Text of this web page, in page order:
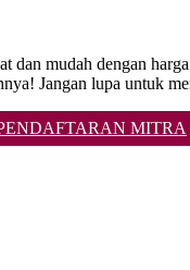
mudah dengan
Jangan lupa
MITRA